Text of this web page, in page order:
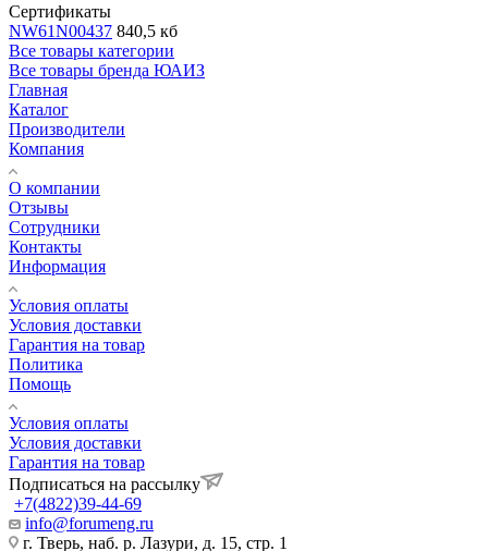
Сертификаты
NW61N00437 840,5 кб
Все товары категории
Все товары бренда ЮАИЗ
Главная
Каталог
Производители
Компания
О компании
Отзывы
Сотрудники
Контакты
Информация
Условия оплаты
Условия доставки
Гарантия на товар
Политика
Помощь
Условия оплаты
Условия доставки
Гарантия на товар
Подписаться на рассылку
+7(4822)39-44-69
info@forumeng.ru
г. Тверь, наб. р. Лазури, д. 15, стр. 1